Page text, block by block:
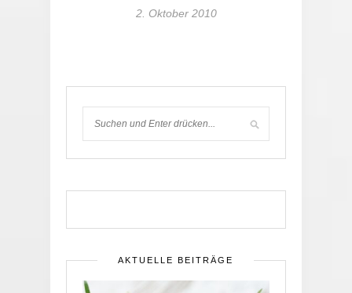
2. Oktober 2010
AKTUELLE BEITRÄGE